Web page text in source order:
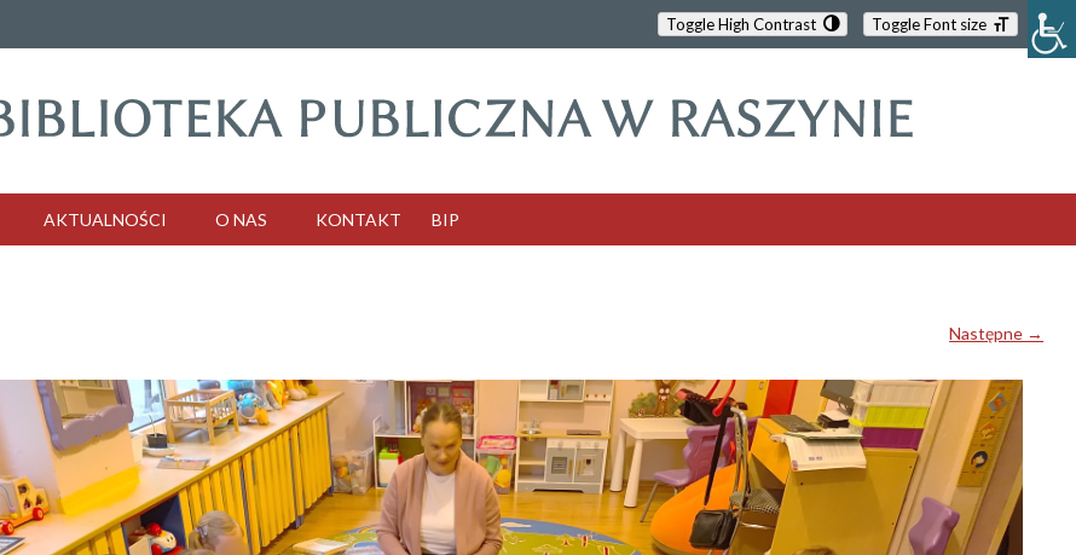
Toggle High Contrast Toggle Font size
AKTUALNOŚCI O NAS KONTAKT BIP
Następne →